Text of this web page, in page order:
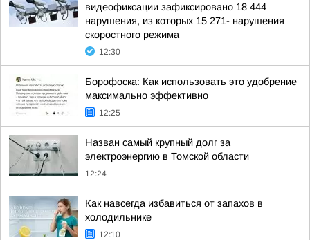
видеофиксации зафиксировано 18 444
нарушения, из которых 15 271- нарушения
скоростного режима
12:30
Борофоска: Как использовать это удобрение
максимально эффективно
12:25
Назван самый крупный долг за
электроэнергию в Томской области
12:24
Как навсегда избавиться от запахов в
холодильнике
12:10